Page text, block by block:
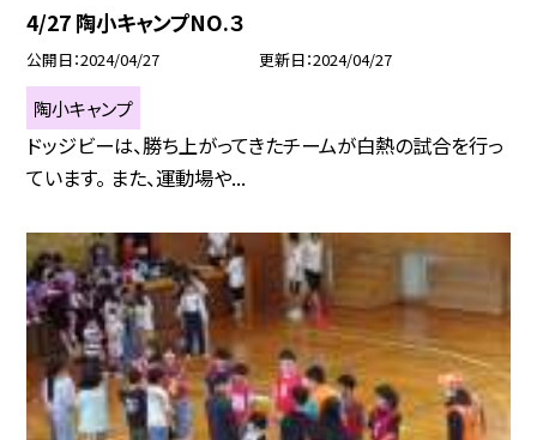
4/27 陶小キャンプNO.３
公開日 2024/04/27 更新日 2024/04/27
陶小キャンプ
ドッジビーは、勝ち上がってきたチームが白熱の試合を行っ
ています。 また、運動場や...